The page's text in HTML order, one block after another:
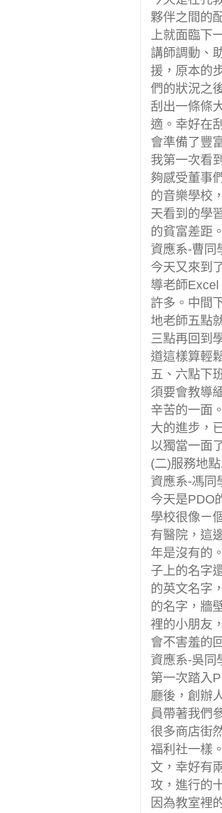
夥伴之間的
上就面臨下
講師調動、
援，原本的
們的狀況之
刮出一條條
適。幸好在
會準備了豐
我第一次看
夠感受董事
的音樂學校
天看到的學
的貧富差距
資應系-曹同
今天又來到
導老師
許多。中間
地老師五點
三點再回到
道這樣算輕
五、六點下
須要會教導
辛苦的一面
大的進步，
以獨當一面
(二)服務地
資應系-馮同
今天是PDO
學校很像ㄧ
有醫院，這
年是沒有的
子上的名字
的英文名字
的名字，牆
裡的小朋友
會不害羞的
資應系-吳同
第一次踏入
廳後，創辦
員帶著我們
很多商店街
福利社一樣
文，幸好有
攻，進行的
因為教室裡